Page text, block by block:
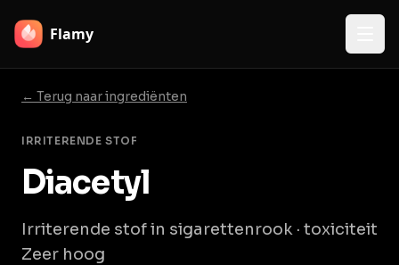
Flamy
← Terug naar ingrediënten
IRRITERENDE STOF
Diacetyl
Irriterende stof in sigarettenrook · toxiciteit
Zeer hoog